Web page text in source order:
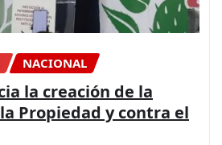
NACIONAL
la creación de la
Propiedad y contra el